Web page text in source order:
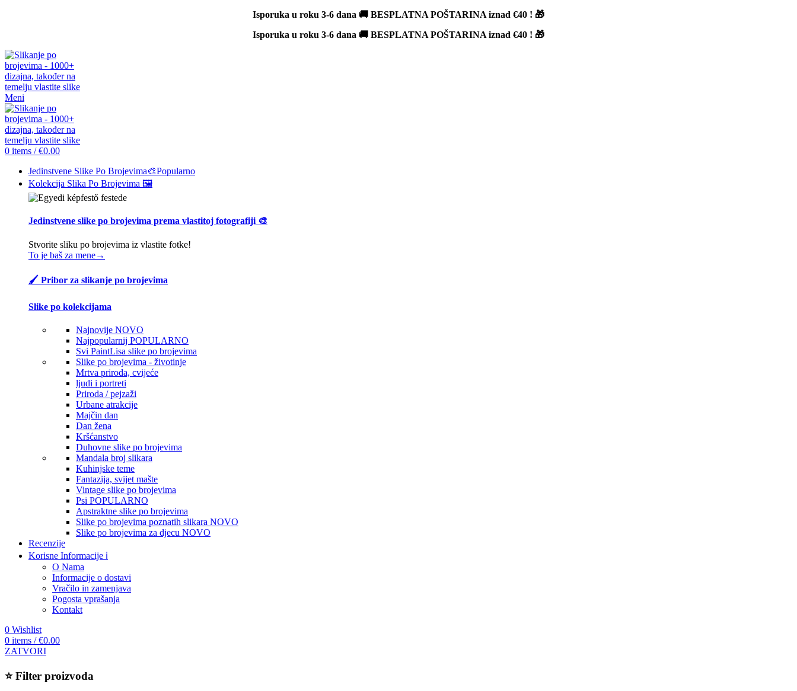
Isporuka u roku 3-6 dana 🚚 BESPLATNA POŠTARINA iznad €40 ! 🎁
Isporuka u roku 3-6 dana 🚚 BESPLATNA POŠTARINA iznad €40 ! 🎁
Meni
0 items / €0.00
Jedinstvene Slike Po Brojevima🎨Popularno
Kolekcija Slika Po Brojevima 🖼️
Jedinstvene slike po brojevima prema vlastitoj fotografiji 🎨
Stvorite sliku po brojevima iz vlastite fotke!
To je baš za mene→
🖌️ Pribor za slikanje po brojevima
Slike po kolekcijama
Najnovije NOVO
Najpopularnij POPULARNO
Svi PaintLisa slike po brojevima
Slike po brojevima - životinje
Mrtva priroda, cvijeće
ljudi i portreti
Priroda / pejzaži
Urbane atrakcije
Majčin dan
Dan žena
Kršćanstvo
Duhovne slike po brojevima
Mandala broj slikara
Kuhinjske teme
Fantazija, svijet mašte
Vintage slike po brojevima
Psi POPULARNO
Apstraktne slike po brojevima
Slike po brojevima poznatih slikara NOVO
Slike po brojevima za djecu NOVO
Recenzije
Korisne Informacije ℹ️
O Nama
Informacije o dostavi
Vračilo in zamenjava
Pogosta vprašanja
Kontakt
0 Wishlist
0 items / €0.00
ZATVORI
⭐ Filter proizvoda